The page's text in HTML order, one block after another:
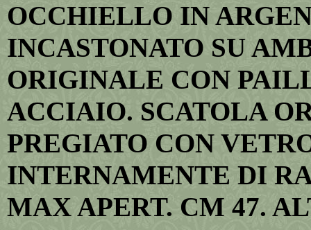
OCCHIELLO IN
INCASTONATO SU
ORIGINALE CON
ACCIAIO. SCATOLA
PREGIATO CON
INTERNAMENTE DI
MAX APERT. CM 47.